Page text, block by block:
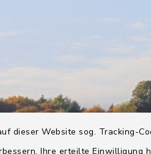
dieser Website sog. Tracking-
Ihre erteilte Einwilligung